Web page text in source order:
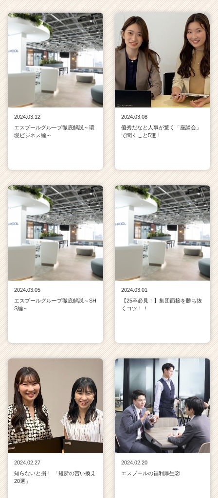
2024.03.12
エスプールグループ徹底解説～環
境ビジネス編～
2024.03.08
優秀だなと人事が驚く「座談会」
で聞くこと5選！
2024.03.05
エスプールグループ徹底解説～SH
S編～
2024.03.01
【25卒必見！】集団面接を勝ち抜
くコツ！！
2024.02.27
知らないと損！ 「短所の言い換え
20選」
2024.02.20
エスプールの福利厚生②